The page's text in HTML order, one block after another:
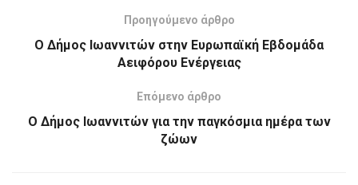
Προηγούμενο άρθρο
Ο Δήμος Ιωαννιτών στην Ευρωπαϊκή Εβδομάδα
Αειφόρου Ενέργειας
Επόμενο άρθρο
Ο Δήμος Ιωαννιτών για την παγκόσμια ημέρα των
ζώων